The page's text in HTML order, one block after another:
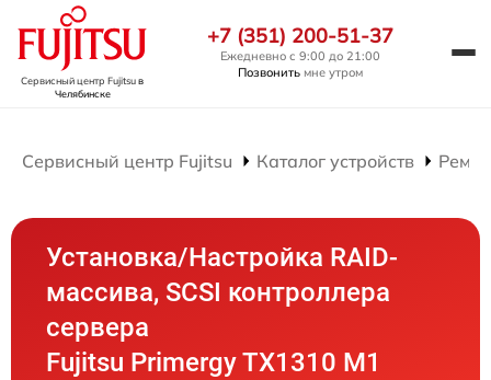
Сервисный центр Fujitsuв
Челябинске
+7 (351) 200-51-37
Ежедневно с 9:00 до 21:00
Позвонить мне утром
Сервисный центр Fujitsu Каталог устройств
Установка/Настройка RAID-
массива, SCSI контроллера
сервера
Fujitsu Primergy TX1310 M1